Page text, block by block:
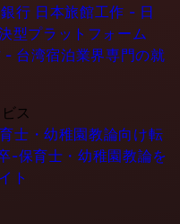
行 日本旅館工作 - 日
型プラットフォーム
台湾宿泊業界専門の就
ス
士・幼稚園教論向け転
-保育士・幼稚園教論を
ト